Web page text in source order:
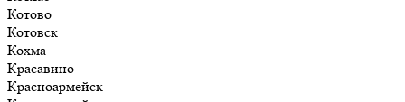
Котово
Котовск
Кохма
Красавино
Красноармейск